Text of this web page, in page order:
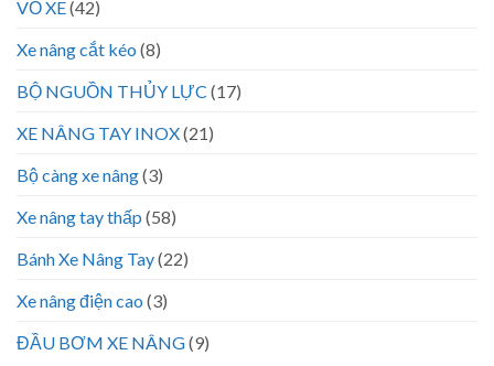
VỎ XE(42)
Xe nâng cắt kéo (8)
BỘ NGUỒN THỦY LỰC (17)
XE NÂNG TAY INOX(21)
Bộ càng xe nâng(3)
Xe nâng tay thấp (58)
Bánh Xe Nâng Tay(22)
Xe nâng điện cao (3)
ĐẦU BƠM XE NÂNG(9)